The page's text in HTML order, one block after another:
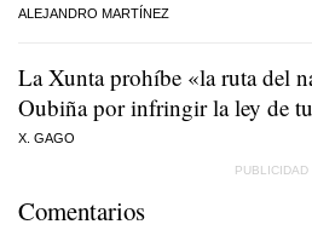
ALEJANDRO MARTÍNEZ
La Xunta prohíbe «la ruta del
Oubiña por infringir la ley de
X. GAGO
Comentarios